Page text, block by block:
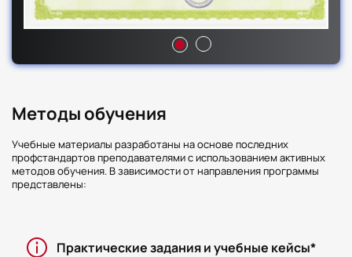
Методы обучения
Учебные материалы разработаны на основе последних
профстандартов преподавателями с использованием активных
методов обучения. В зависимости от направления программы
представлены:
Практические задания и учебные кейсы*